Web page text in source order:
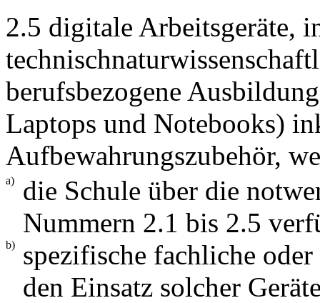
2.5 digitale Arbeitsgeräte,
berufsbezogene
Laptops und Notebooks)
Aufbewahrungszubehör,
a)
die Schule über die
Nummern 2.1 bis 2.5
b)
spezifische fachliche
den Einsatz solcher